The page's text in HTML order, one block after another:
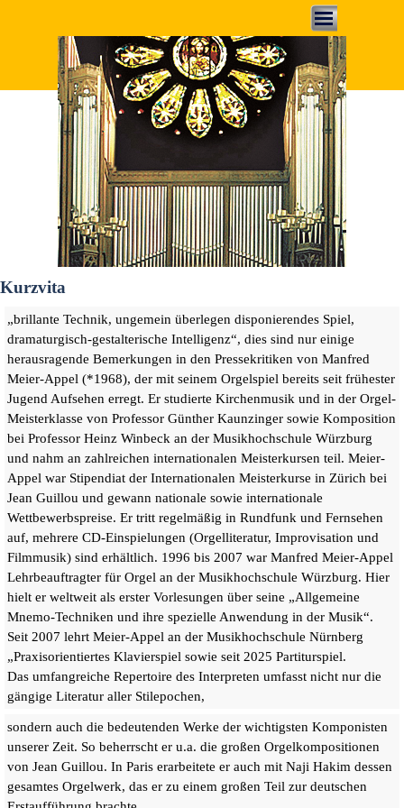
Kurzvita
„brillante Technik, ungemein überlegen disponierendes Spiel,
dramaturgisch-gestalterische Intelligenz“, dies sind nur einige
herausragende Bemerkungen in den Pressekritiken von Manfred
Meier-Appel (*1968), der mit seinem Orgelspiel bereits seit frühester
Jugend Aufsehen erregt. Er studierte Kirchenmusik und in der Orgel-
Meisterklasse von Professor Günther Kaunzinger sowie Komposition
bei Professor Heinz Winbeck an der Musikhochschule Würzburg
und nahm an zahlreichen internationalen Meisterkursen teil. Meier-
Appel war Stipendiat der Internationalen Meisterkurse in Zürich bei
Jean Guillou und gewann nationale sowie internationale
Wettbewerbspreise. Er tritt regelmäßig in Rundfunk und Fernsehen
auf, mehrere CD-Einspielungen (Orgelliteratur, Improvisation und
Filmmusik) sind erhältlich. 1996 bis 2007 war Manfred Meier-Appel
Lehrbeauftragter für Orgel an der Musikhochschule Würzburg. Hier
hielt er weltweit als erster Vorlesungen über seine „Allgemeine
Mnemo-Techniken und ihre spezielle Anwendung in der Musik“.
Seit 2007 lehrt Meier-Appel an der Musikhochschule Nürnberg
„Praxisorientiertes Klavierspiel sowie seit 2025 Partiturspiel.
Das umfangreiche Repertoire des Interpreten umfasst nicht nur die
gängige Literatur aller Stilepochen,
sondern auch die bedeutenden Werke der wichtigsten Komponisten
unserer Zeit. So beherrscht er u.a. die großen Orgelkompositionen
von Jean Guillou. In Paris erarbeitete er auch mit Naji Hakim dessen
gesamtes Orgelwerk, das er zu einem großen Teil zur deutschen